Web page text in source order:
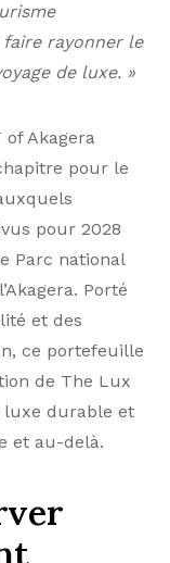
rayonner le
de luxe. »
of Akagera
pour le
pour 2028
Parc national
Porté
et des
ce portefeuille
de The Lux
luxe durable et
et au-delà.